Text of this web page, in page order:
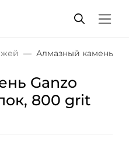
Алмазный камень
Ganzo
800 grit